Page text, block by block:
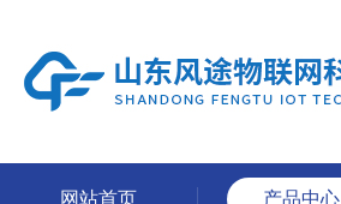
网站首页 产品中心